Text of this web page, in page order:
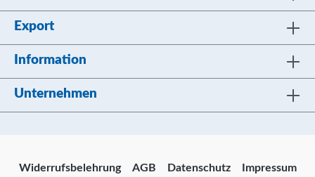
Export
Information
Unternehmen
Widerrufsbelehrung AGB Datenschutz Impressum